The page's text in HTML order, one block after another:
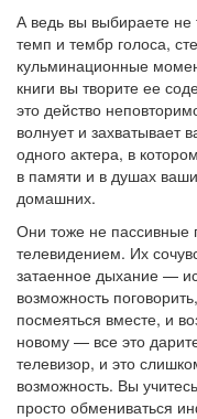
А ведь вы выбираете не
темп и тембр голоса,
кульминационные
книги вы творите ее
это действо
волнует и захватывает
одного актера, в
в памяти и в душах
домашних.
Они тоже не пассивные
телевидением. Их
затаенное дыхание —
возможность
посмеяться вместе, и
новому — все это
телевизор, и это
возможность. Вы
просто обмениваться